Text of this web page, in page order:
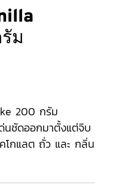
ม
200 กรัม
นชัดออกมาตั้งแต่จิบ
โกแลต ถั่ว และ กลิ่น